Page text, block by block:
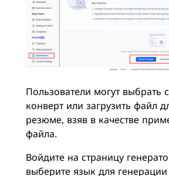
Пользователи могут выбрать
конверт или загрузить файл
резюме, взяв в качестве
файла.
Войдите на страницу
выберите язык для